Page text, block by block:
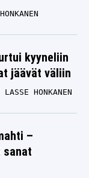
kyyneliin
jäävät väliin
LASSE HONKANEN
–
sanat